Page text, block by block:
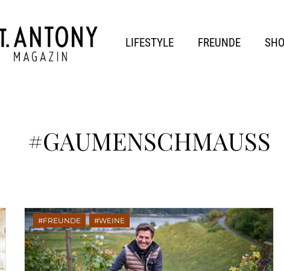
LIFESTYLE FREUNDE
#GAUMENSCHMAUSS
FREUNDE , WEINE